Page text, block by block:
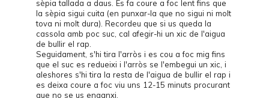
sèpia tallada a daus. Es fa coure a foc lent fins que
la sèpia sigui cuita (en punxar-la que no sigui ni molt
tova ni molt dura). Recordeu que si us queda la
cassola amb poc suc, cal afegir-hi un xic de l'aigua
de bullir el rap.
Seguidament, s'hi tira l'arròs i es cou a foc mig fins
que el suc es redueixi i l'arròs se l'embegui un xic, i
aleshores s'hi tira la resta de l'aigua de bullir el rap i
es deixa coure a foc viu uns 12-15 minuts procurant
que no se us enganxi.